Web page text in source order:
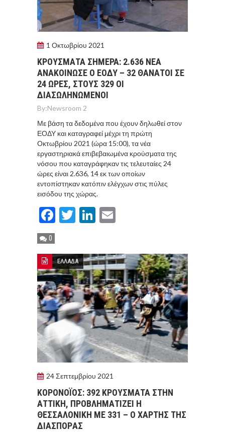
1 Οκτωβρίου 2021
ΚΡΟYΣΜΑΤΑ ΣHΜΕΡΑ: 2.636 ΝEΑ
ΑΝΑΚΟIΝΩΣΕ Ο ΕΟΔΥ – 32 ΘAΝΑΤΟΙ ΣΕ
24 ΩΡΕΣ, ΣΤΟΥΣ 329 ΟΙ
ΔΙΑΣΩΛΗΝΩΜΕΝΟΙ
By:Newsroom 2
Με βάση τα δεδομένα που έχουν δηλωθεί στον
ΕΟΔΥ και καταγραφεί μέχρι τη πρώτη
Οκτωβρίου 2021 (ώρα 15:00), τα νέα
εργαστηριακά επιβεβαιωμένα κρούσματα της
νόσου που καταγράφηκαν τις τελευταίες 24
ώρες είναι 2.636, 14 εκ των οποίων
εντοπίστηκαν κατόπιν ελέγχων στις πύλες
εισόδου της χώρας.
Facebook
TwitterLinkedIn
0
ΕΛΛΑΔΑ
24 Σεπτεμβρίου 2021
ΚΟΡΟΝΟΪOΣ: 392 ΚΡΟYΣΜΑΤΑ ΣΤΗΝ
ΑΤΤΙΚH, ΠΡΟΒΛΗΜΑΤIΖΕΙ Η
ΘΕΣΣΑΛΟΝIΚΗ ΜΕ 331 – Ο ΧAΡΤΗΣ ΤΗΣ
ΔΙΑΣΠΟΡAΣ